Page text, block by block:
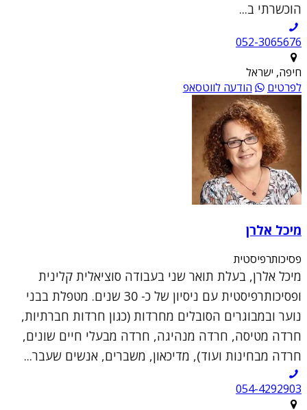
הוכשרתי ב...
052-3065676
חיפה, ישראל
לפרטים
הודעה לווטסאפ
מיכל אלרן
פסיכותרפיסטית
מיכל אלרן, בעלת תואר שני בעבודה סוציאלית קלינית
ופסיכותרפיסטית עם ניסיון של כ- 30 שנים. מטפלת בבני
נוער ובמבוגרים הסובלים מחרדות (כגון חרדות חברתיות,
חרדה מטיסה, חרדה מנהיגה, חרדה מבעלי חיים שונים,
חרדה מבחינות ועוד), מדיכאון, משברים, אנשים שעבר...
054-4292903